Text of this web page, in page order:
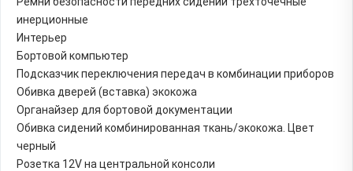
инерционные
Интерьер
Бортовой компьютер
Подсказчик переключения передач в комбинации приборов
Обивка дверей (вставка) экокожа
Органайзер для бортовой документации
Обивка сидений комбинированная ткань/экокожа. Цвет
черный
Розетка 12V на центральной консоли